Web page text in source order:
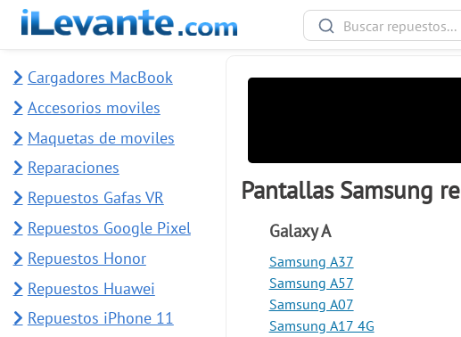
Pantallas Samsung
Galaxy A
Samsung A37
Samsung A57
Samsung A07
Samsung A17 4G
Cargadores MacBook
Accesorios moviles
Maquetas de moviles
Reparaciones
Repuestos Gafas VR
Repuestos Google Pixel
Repuestos Honor
Repuestos Huawei
Repuestos iPhone 11